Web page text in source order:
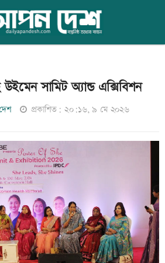
সামিট অ্যান্ড এক্সিবিশন
প্রকাশিত: ২০:১৬, ৯ মে ২০২৬